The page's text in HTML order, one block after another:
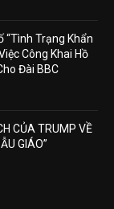
“Tình Trạng Khẩn
Công Khai Hồ
Đài BBC
CỦA TRUMP VỀ
GIÁO”